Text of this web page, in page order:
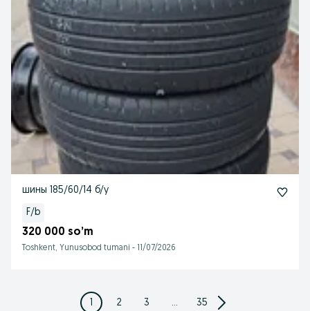
шины 185/60/14 б/у
F/b
320 000 so’m
Toshkent, Yunusobod tumani - 11/07/2026
1 2 3 ... 35